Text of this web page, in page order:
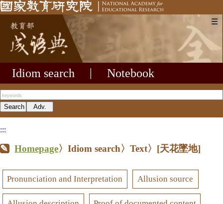
☰
Idiom search Notebook
:::
Homepage〉Idiom search〉Text〉 [天花墜地]
Pronunciation and Interpretation Allusion source